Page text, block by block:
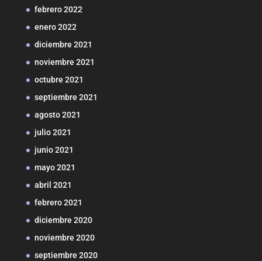
febrero 2022
enero 2022
diciembre 2021
noviembre 2021
octubre 2021
septiembre 2021
agosto 2021
julio 2021
junio 2021
mayo 2021
abril 2021
febrero 2021
diciembre 2020
noviembre 2020
septiembre 2020